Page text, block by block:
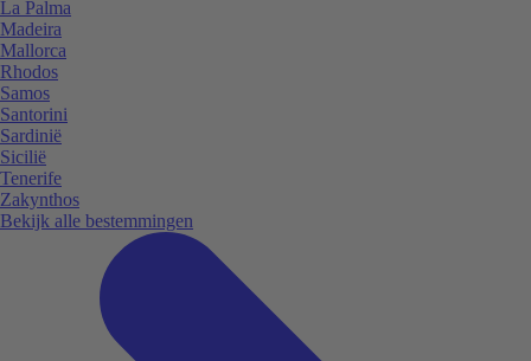
La Palma
Madeira
Mallorca
Rhodos
Samos
Santorini
Sardinië
Sicilië
Tenerife
Zakynthos
Bekijk alle bestemmingen